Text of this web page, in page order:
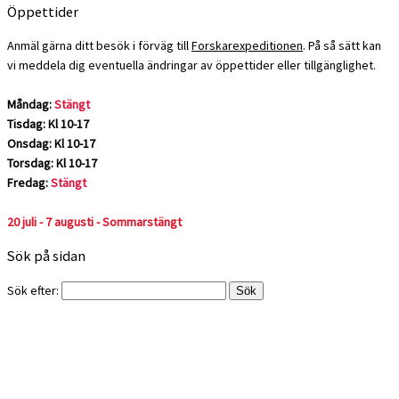
Öppettider
Anmäl gärna ditt besök i förväg tillForskarexpeditionen. På så sätt kan
vi meddela dig eventuella ändringar av öppettider eller tillgänglighet.
Måndag:Stängt
Tisdag: Kl 10-17
Onsdag: Kl 10-17
Torsdag: Kl 10-17
Fredag:Stängt
20 juli - 7 augusti - Sommarstängt
Sök på sidan
Sök efter: